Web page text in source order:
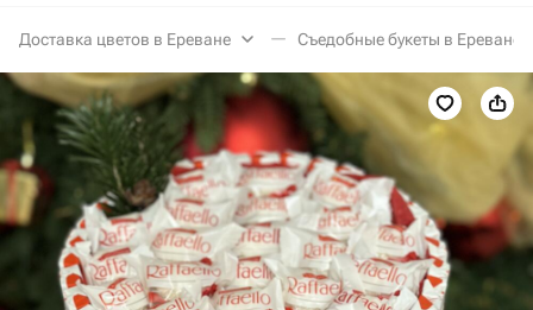
Доставка цветов в Ереване Съедобные букеты в Ереване